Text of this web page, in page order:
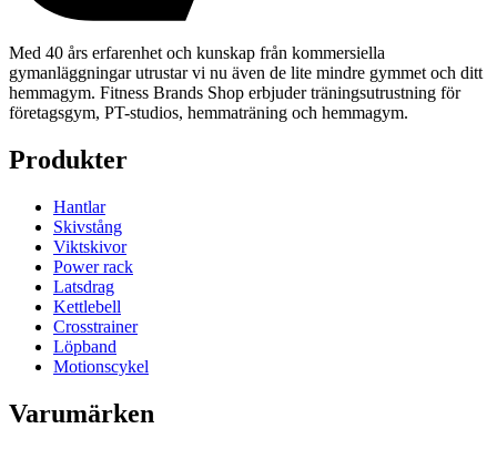
Med 40 års erfarenhet och kunskap från kommersiella
gymanläggningar utrustar vi nu även de lite mindre gymmet och ditt
hemmagym. Fitness Brands Shop erbjuder träningsutrustning för
företagsgym, PT-studios, hemmaträning och hemmagym.
Produkter
Hantlar
Skivstång
Viktskivor
Power rack
Latsdrag
Kettlebell
Crosstrainer
Löpband
Motionscykel
Varumärken